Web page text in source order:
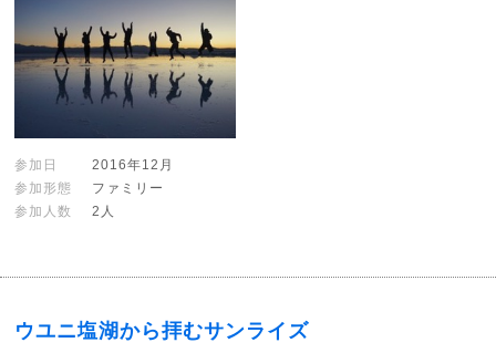
参加日
2016年12月
参加形態
ファミリー
参加人数
2人
ウユニ塩湖から拝むサンライズ